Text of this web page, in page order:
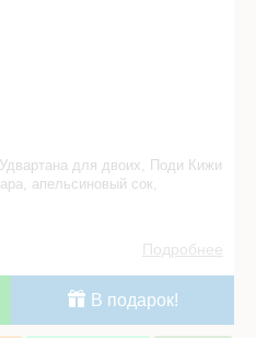
для двоих, Поди Кижи
апельсиновый сок,
Подробнее
В подарок!